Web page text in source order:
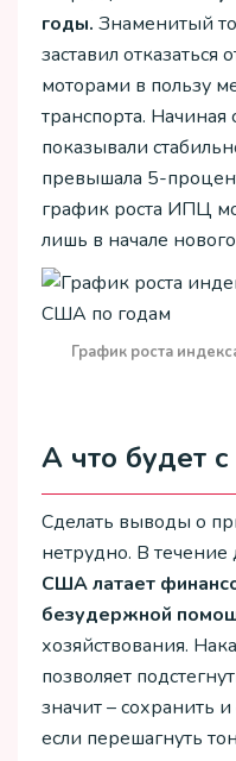
годы. Знаменитый
заставил
моторами в пользу
транспорта.
показывали
превышала 5-
график роста ИПЦ
лишь в начале
График роста
А что будет
Сделать выводы о
нетрудно. В течение
США латает
безудержной
хозяйствования.
позволяет
значит – сохранить
если перешагнуть